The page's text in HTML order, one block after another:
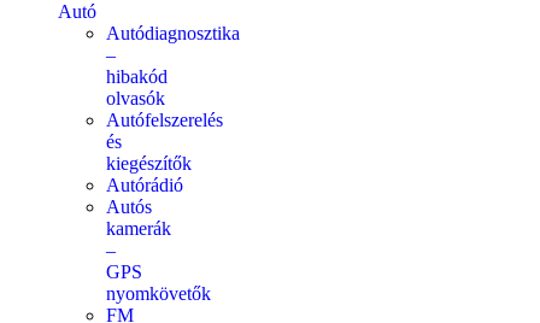
Autó
Autódiagnosztika
–
hibakód
olvasók
Autófelszerelés
és
kiegészítők
Autórádió
Autós
kamerák
–
GPS
nyomkövetők
FM